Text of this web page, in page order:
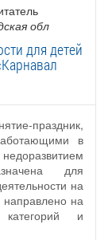
обл
для детей
праздник,
в
для
на
направлено на
категорий и